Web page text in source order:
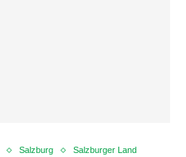
Salzburg Salzburger Land